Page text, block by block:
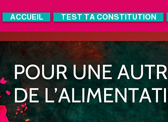
ACCUEIL TEST TA CONSTITUTION